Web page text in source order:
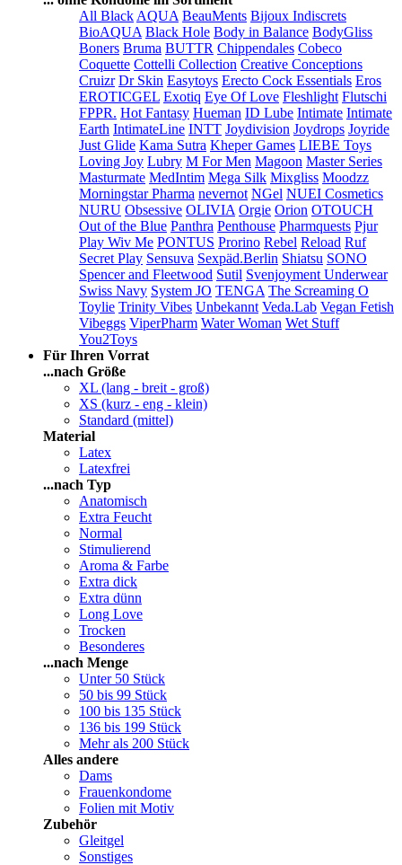
All Black AQUA BeauMents Bijoux Indiscrets
BioAQUA Black Hole Body in Balance BodyGliss
Boners Bruma BUTTR Chippendales Cobeco
Coquette Cottelli Collection Creative Conceptions
Cruizr Dr Skin Easytoys Erecto Cock Essentials Eros
EROTICGEL Exotiq Eye Of Love Fleshlight Flutschi
FPPR. Hot Fantasy Hueman ID Lube Intimate Intimate
Earth IntimateLine INTT Joydivision Joydrops Joyride
Just Glide Kama Sutra Kheper Games LIEBE Toys
Loving Joy Lubry M For Men Magoon Master Series
Masturmate MedIntim Mega Silk Mixgliss Moodzz
Morningstar Pharma nevernot NGel NUEI Cosmetics
NURU Obsessive OLIVIA Orgie Orion OTOUCH
Out of the Blue Panthra Penthouse Pharmquests Pjur
Play Wiv Me PONTUS Prorino Rebel Reload Ruf
Secret Play Sensuva Sexpäd.Berlin Shiatsu SONO
Spencer and Fleetwood Sutil Svenjoyment Underwear
Swiss Navy System JO TENGA The Screaming O
Toylie Trinity Vibes Unbekannt Veda.Lab Vegan Fetish
Vibeggs ViperPharm Water Woman Wet Stuff
You2Toys
Für Ihren Vorrat
...nach Größe
XL (lang - breit - groß)
XS (kurz - eng - klein)
Standard (mittel)
Material
Latex
Latexfrei
...nach Typ
Anatomisch
Extra Feucht
Normal
Stimulierend
Aroma & Farbe
Extra dick
Extra dünn
Long Love
Trocken
Besonderes
...nach Menge
Unter 50 Stück
50 bis 99 Stück
100 bis 135 Stück
136 bis 199 Stück
Mehr als 200 Stück
Alles andere
Dams
Frauenkondome
Folien mit Motiv
Zubehör
Gleitgel
Sonstiges